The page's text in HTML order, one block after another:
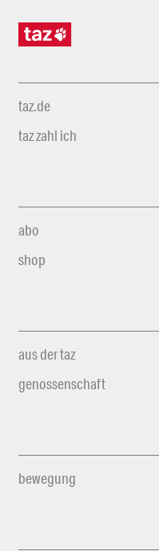
taz.de
taz zahl ich
abo
shop
aus der taz
genossenschaft
bewegung